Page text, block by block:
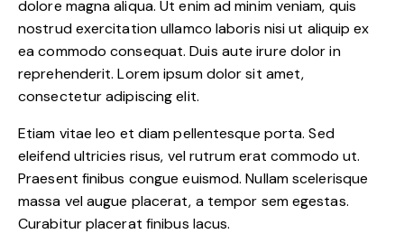
dolore magna aliqua. Ut enim ad minim veniam, quis
nostrud exercitation ullamco laboris nisi ut aliquip ex
ea commodo consequat. Duis aute irure dolor in
reprehenderit. Lorem ipsum dolor sit amet,
consectetur adipiscing elit.
Etiam vitae leo et diam pellentesque porta. Sed
eleifend ultricies risus, vel rutrum erat commodo ut.
Praesent finibus congue euismod. Nullam scelerisque
massa vel augue placerat, a tempor sem egestas.
Curabitur placerat finibus lacus.